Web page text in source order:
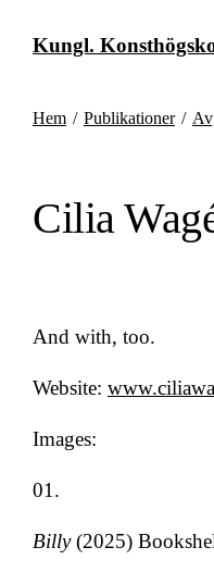
innehållet
Kungl.
Hem / Publikationer/
Cilia
And with, too.
Website:
Images:
01.
Billy(2025)